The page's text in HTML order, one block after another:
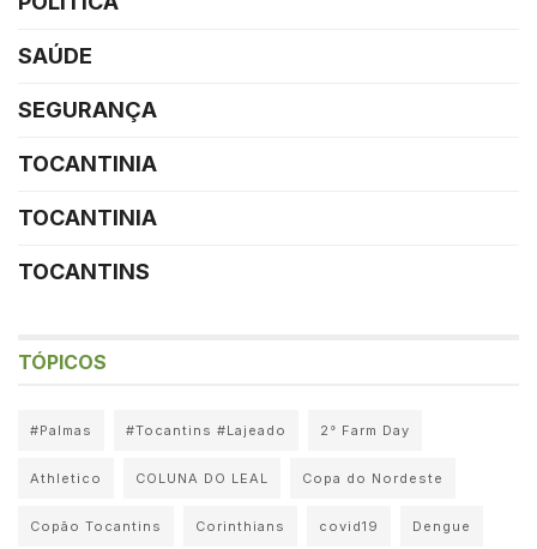
SAÚDE
SEGURANÇA
TOCANTINIA
TOCANTINIA
TOCANTINS
TÓPICOS
#Palmas #Tocantins #Lajeado 2° Farm Day
Athletico COLUNA DO LEAL Copa do Nordeste
Copão Tocantins Corinthians covid19 Dengue